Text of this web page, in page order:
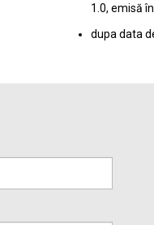
1.0, emisă
dupa data